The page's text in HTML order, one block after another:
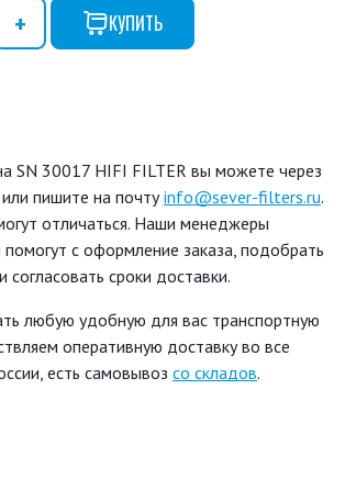
КУПИТЬ
SN 30017 HIFI FILTER вы можете через
пишите на почтуinfo@sever-filters.ru.
отличаться. Наши менеджеры
помогут с оформление заказа, подобрать
и согласовать сроки доставки.
любую удобную для вас транспортную
оперативную доставку во все
есть самовывоз со складов.